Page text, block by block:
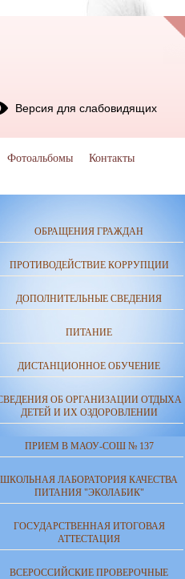
ОБРАЩЕНИЯ ГРАЖДАН
ПРОТИВОДЕЙСТВИЕ КОРРУПЦИИ
ДОПОЛНИТЕЛЬНЫЕ СВЕДЕНИЯ
ПИТАНИЕ
ДИСТАНЦИОННОЕ ОБУЧЕНИЕ
ОБ ОРГАНИЗАЦИИ ОТДЫХА
ДЕТЕЙ И ИХ ОЗДОРОВЛЕНИИ
ПРИЕМ В МАОУ-СОШ № 137
ШКОЛЬНАЯ ЛАБОРАТОРИЯ КАЧЕСТВА
ПИТАНИЯ "ЭКОЛАБИК"
ГОСУДАРСТВЕННАЯ ИТОГОВАЯ
АТТЕСТАЦИЯ
ВСЕРОССИЙСКИЕ ПРОВЕРОЧНЫЕ
Версия для слабовидящих
Фотоальбомы Контакты